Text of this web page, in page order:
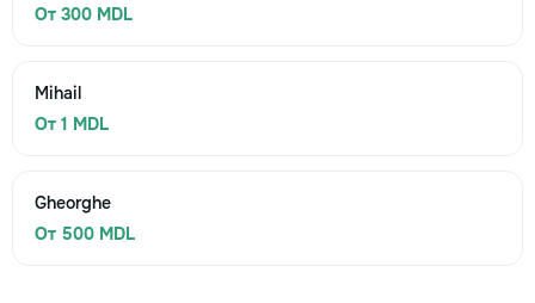
От 300 MDL
Mihail
От 1 MDL
Gheorghe
От 500 MDL